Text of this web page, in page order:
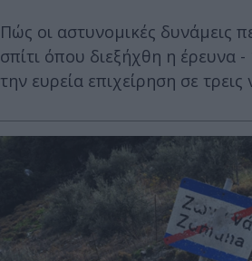
Πώς οι αστυνομικές δυνάμεις
σπίτι όπου διεξήχθη η έρευνα
την ευρεία επιχείρηση σε